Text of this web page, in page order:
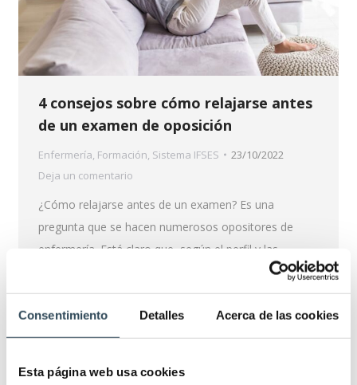
Consentimiento Detalles Acerca de las cookies
Esta página web usa cookies
4 consejos sobre cómo relajarse antes
de un examen de oposición
Enfermería, Formación, Sistema IFSES
23/10/2022
Deja un comentario
¿Cómo relajarse antes de un examen? Es una
pregunta que se hacen numerosos opositores de
enfermería. Está claro que, según el perfil y las
condiciones particulares de cada uno, hay diferentes
respuestas. Pero no cabe duda de que existen
determinados trucos para estudiar y planificar la
preparación OPE que todos los estudiantes pueden